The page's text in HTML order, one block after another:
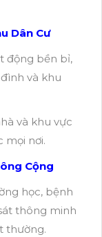
Dân Cư
động bền bỉ,
và khu
và khu vực
mọi nơi.
Cộng
học, bệnh
thông minh
thường.